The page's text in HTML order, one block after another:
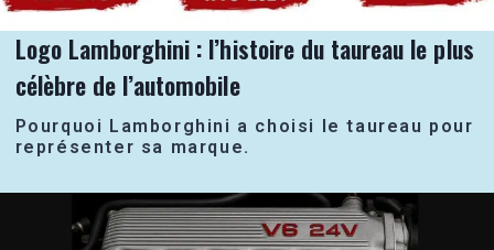
Logo Lamborghini : l’histoire du taureau le plus
célèbre de l’automobile
Pourquoi Lamborghini a choisi le taureau pour
représenter sa marque.